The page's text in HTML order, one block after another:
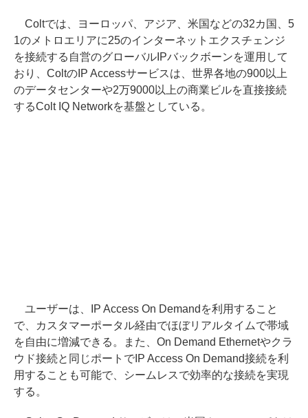
Coltでは、ヨーロッパ、アジア、米国などの32カ国、5
1のメトロエリアに25のインターネットエクスチェンジ
を接続する自営のグローバルIPバックボーンを運用して
おり、ColtのIP Accessサービスは、世界各地の900以上
のデータセンターや2万9000以上の商業ビルを直接接続
するColt IQ Networkを基盤としている。
ユーザーは、IP Access On Demandを利用すること
で、カスタマーポータル経由でほぼリアルタイムで帯域
を自由に増減できる。また、On Demand Ethernetやクラ
ウド接続と同じポートでIP Access On Demand接続を利
用することも可能で、シームレスで効率的な接続を実現
する。